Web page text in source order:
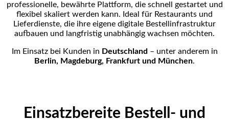
professionelle, bewährte Plattform, die schnell gestartet und
flexibel skaliert werden kann. Ideal für Restaurants und
Lieferdienste, die ihre eigene digitale Bestellinfrastruktur
aufbauen und langfristig unabhängig wachsen möchten.
Im Einsatz bei Kunden in Deutschland – unter anderem in
Berlin, Magdeburg, Frankfurt und München.
Einsatzbereite Bestell- und